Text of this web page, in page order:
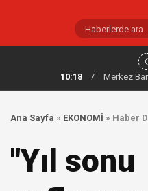
10:18
/ Merkez
Ana Sayfa » EKONOMİ » Haber
"Yıl sonu